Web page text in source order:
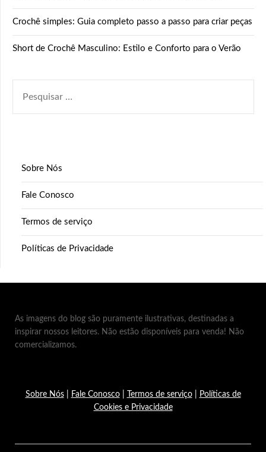
Crochê simples: Guia completo passo a passo para criar peças
Short de Crochê Masculino: Estilo e Conforto para o Verão
POR:
Sobre Nós
Fale Conosco
Termos de serviço
Políticas de Privacidade
As imagens do blog são puramente ilustrativas, destinadas a
inspirar nossos leitores. Não estão disponíveis para venda! Não
comercializamos.
Sobre Nós| Fale Conosco| Termos de serviço|
Políticas de
Cookies e Privacidade